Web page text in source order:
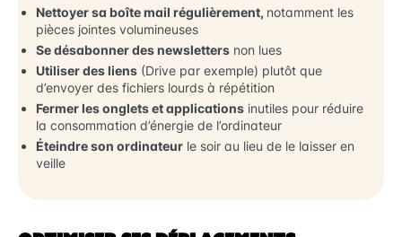
Nettoyer sa boîte mail régulièrement, notamment les
pièces jointes volumineuses
Se désabonner des newsletters non lues
Utiliser des liens (Drive par exemple) plutôt que
d’envoyer des fichiers lourds à répétition
Fermer les onglets et applications inutiles pour réduire
la consommation d’énergie de l’ordinateur
Éteindre son ordinateur le soir au lieu de le laisser en
veille